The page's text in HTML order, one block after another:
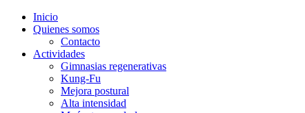
Inicio
Quienes somos
Contacto
Actividades
Gimnasias regenerativas
Kung-Fu
Mejora postural
Alta intensidad